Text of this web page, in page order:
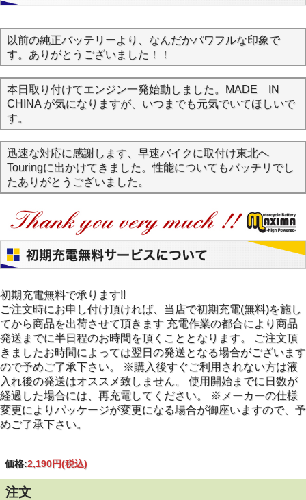
以前の純正バッテリーより、なんだかパワフルな印象で
す。ありがとうございました！！
本日取り付けてエンジン一発始動しました。MADE IN
CHINA が気になりますが、いつまでも元気でいてほしいで
す。
迅速な対応に感謝します、早速バイクに取付け東北へ
Touringに出かけてきました。性能についてもバッチリでし
たありがとうございました。
初期充電無料で承ります!!
ご注文時にお申し付け頂ければ、当店で初期充電(無料)を施し
てから商品を出荷させて頂きます 充電作業の都合により商品
発送までに半日程のお時間を頂くこととなります。 ご注文頂
きましたお時間によっては翌日の発送となる場合がございます
ので予めご了承下さい。 ※購入後すぐご利用されない方は液
入れ後の発送はオススメ致しません。 使用開始までに日数が
経過した場合には、再充電してください。 ※メーカーの仕様
変更によりパッケージが変更になる場合が御座いますので、予
めご了承下さい。
価格:2,190円(税込)
注文